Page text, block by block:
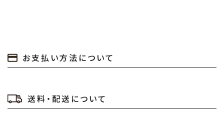
お支払い方法について
送料・配送について